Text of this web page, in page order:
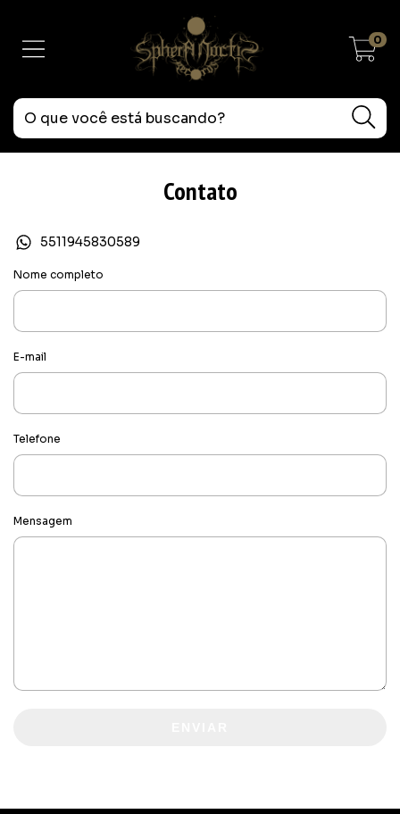
0
Contato
5511945830589
Nome completo
E-mail
Telefone
Mensagem